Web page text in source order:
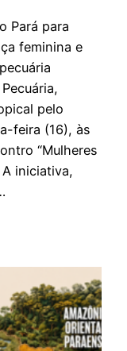
Pará para
feminina e
pelo
feira (16), às
“Mulheres
A iniciativa,